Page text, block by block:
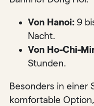
Von Hanoi: 9
Nacht.
Von Ho-Chi-
Stunden.
Besonders in einer
komfortable